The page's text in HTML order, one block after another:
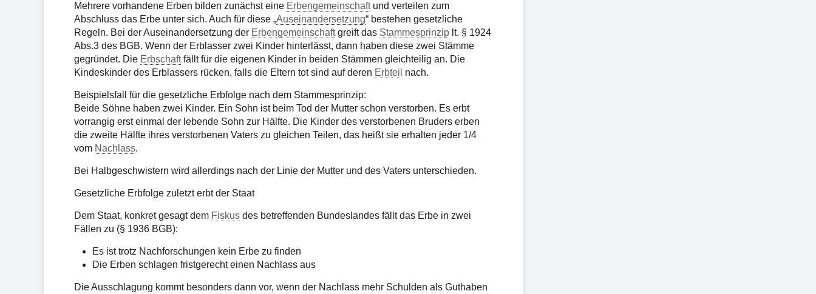
Mehrere vorhandene Erben bilden zunächst eine Erbengemeinschaftund verteilen zum
Abschluss das Erbe unter sich. Auch für diese „Auseinandersetzung“ bestehen gesetzliche
Regeln. Bei der Auseinandersetzung der Erbengemeinschaftgreift das Stammesprinzip lt. § 1924
Abs.3 des BGB. Wenn der Erblasser zwei Kinder hinterlässt, dann haben diese zwei Stämme
gegründet. Die Erbschaftfällt für die eigenen Kinder in beiden Stämmen gleichteilig an. Die
Kindeskinder des Erblassers rücken, falls die Eltern tot sind auf deren Erbteil nach.
Beispielsfall für die gesetzliche Erbfolge nach dem Stammesprinzip:
Beide Söhne haben zwei Kinder. Ein Sohn ist beim Tod der Mutter schon verstorben. Es erbt
vorrangig erst einmal der lebende Sohn zur Hälfte. Die Kinder des verstorbenen Bruders erben
die zweite Hälfte ihres verstorbenen Vaters zu gleichen Teilen, das heißt sie erhalten jeder 1/4
vom Nachlass.
Bei Halbgeschwistern wird allerdings nach der Linie der Mutter und des Vaters unterschieden.
Gesetzliche Erbfolge zuletzt erbt der Staat
Dem Staat, konkret gesagt dem Fiskus des betreffenden Bundeslandes fällt das Erbe in zwei
Fällen zu (§ 1936 BGB):
Es ist trotz Nachforschungen kein Erbe zu finden
Die Erben schlagen fristgerecht einen Nachlass aus
Die Ausschlagung kommt besonders dann vor, wenn der Nachlass mehr Schulden als Guthaben